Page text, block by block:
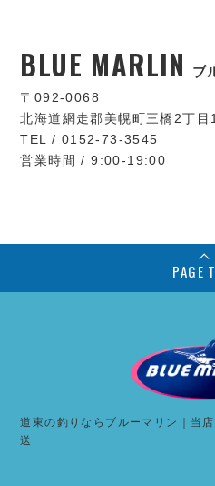
BLUE MARLIN ブ
〒092-0068
北海道網走郡美幌町三橋2丁目
TEL / 0152-73-3545
営業時間 / 9:00-19:00
PAGE
道東の釣りならブルーマリン｜当
送